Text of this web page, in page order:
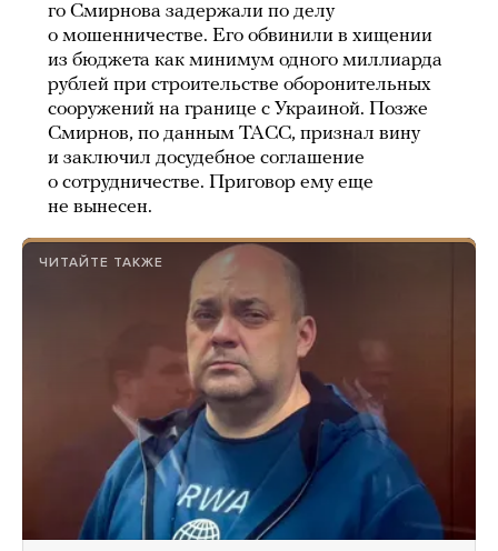
го Смирнова задержали по делу
о мошенничестве. Его обвинили в хищении
из бюджета как минимум одного миллиарда
рублей при строительстве оборонительных
сооружений на границе с Украиной. Позже
Смирнов, по данным ТАСС, признал вину
и заключил досудебное соглашение
о сотрудничестве. Приговор ему еще
не вынесен.
ЧИТАЙТЕ ТАКЖЕ